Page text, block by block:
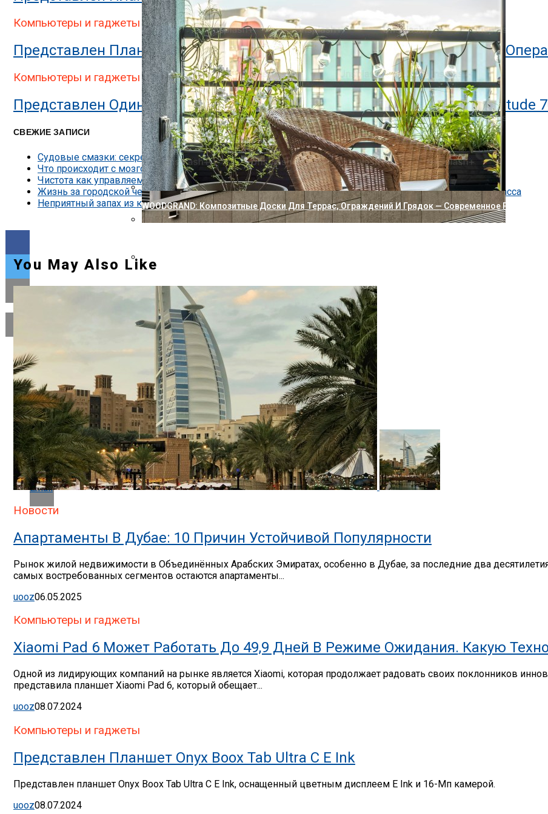
Представлен Двухэкранный Планшет Bluegen OKPad
Представлена Охранная Камера Xiaomi С Двумя Отдельными Объективами
WOODGRAND: Композитные Доски Для Террас, Ограждений И Грядок — Современное Решение С
Компьютеры и гаджеты
Представлен Планшет StarLabs StarLite 5, Поддерживающий 7 Разных
Компьютеры и гаджеты
Представлен Один Из Самых Защищенных Планшетов В Мире Dell Latitude
СВЕЖИЕ ЗАПИСИ
Судовые смазки: секреты надёжности двигателей
Что происходит с мозгом, когда мы изучаем что-то новое: нейробиология обучения
Чистота как управляемый процесс: виды клининга, технологии и критерии профессиональной уборки
Жизнь за городской чертой без бытовых компромиссов: как устроен коттеджный посёлок бизнес-класса
Неприятный запах из кондиционера — причины и как убрать
Reddit
Pinterest
Whatsapp
Whatsapp
Email
You May Also Like
Новости
Апартаменты В Дубае: 10 Причин Устойчивой Популярности
Рынок жилой недвижимости в Объединённых Арабских Эмиратах, особенно в Дубае, за последние два
самых востребованных сегментов остаются апартаменты...
uooz06.05.2025
Компьютеры и гаджеты
Xiaomi Pad 6 Может Работать До 49,9 Дней В Режиме Ожидания. Какую
Одной из лидирующих компаний на рынке является Xiaomi, которая продолжает радовать своих поклонников
представила планшет Xiaomi Pad 6, который обещает...
uooz08.07.2024
Компьютеры и гаджеты
Представлен Планшет Onyx Boox Tab Ultra C E Ink
Представлен планшет Onyx Boox Tab Ultra C E Ink, оснащенный цветным дисплеем E Ink и 16-Мп камерой.
uooz08.07.2024